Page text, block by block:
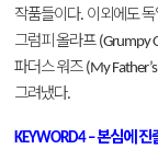
작품들이다. 이외에도
그럼피올라프 (Grumpy
파더스워즈 (My
그려냈다.
KEYWORD4 –본심에진